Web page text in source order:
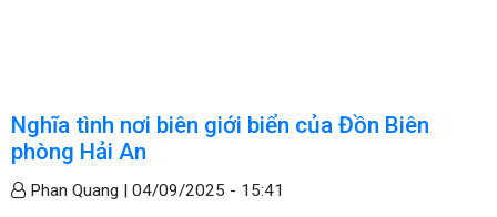
Nghĩa tình nơi biên giới biển của Đồn Biên
phòng Hải An
Phan Quang | 04/09/2025 - 15:41